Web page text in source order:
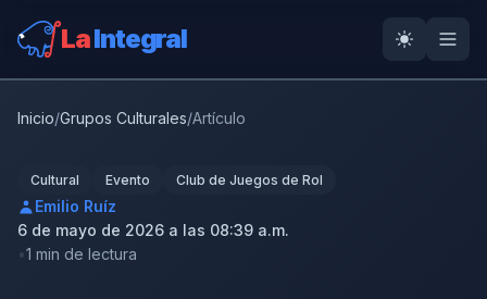
LaIntegral
Inicio/Grupos Culturales/Artículo
Cultural Evento Club de Juegos de Rol
Emilio Ruíz
6 de mayo de 2026 a las 08:39 a.m.
1 min de lectura